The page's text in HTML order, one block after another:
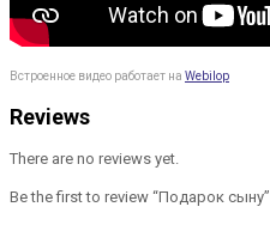
Встроенное видео работает на Webilop
Reviews
There are no reviews yet.
Be the first to review “Подарок сыну”